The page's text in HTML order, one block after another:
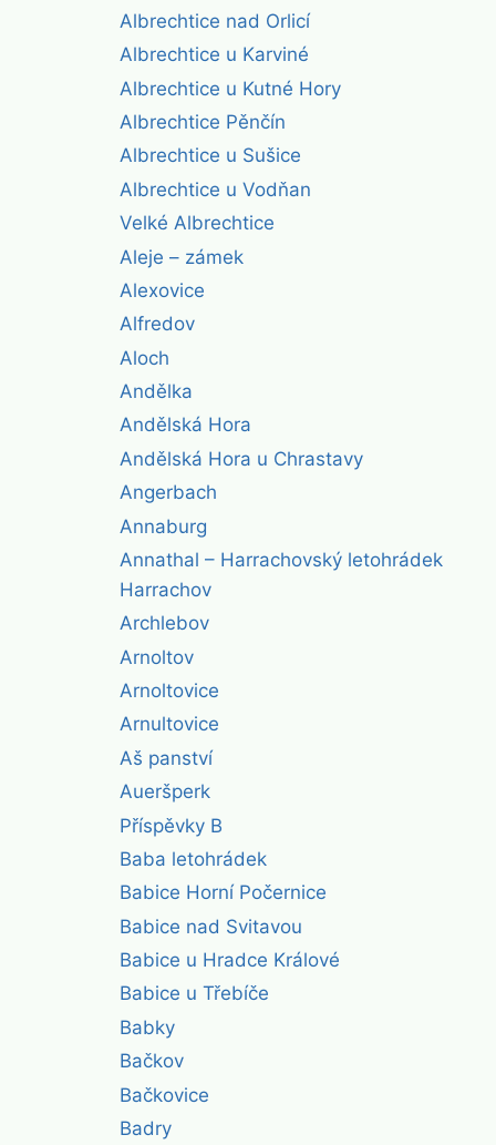
Albrechtice nad Orlicí
Albrechtice u Karviné
Albrechtice u Kutné Hory
Albrechtice Pěnčín
Albrechtice u Sušice
Albrechtice u Vodňan
Velké Albrechtice
Aleje – zámek
Alexovice
Alfredov
Aloch
Andělka
Andělská Hora
Andělská Hora u Chrastavy
Angerbach
Annaburg
Annathal – Harrachovský letohrádek
Harrachov
Archlebov
Arnoltov
Arnoltovice
Arnultovice
Aš panství
Aueršperk
Příspěvky B
Baba letohrádek
Babice Horní Počernice
Babice nad Svitavou
Babice u Hradce Králové
Babice u Třebíče
Babky
Bačkov
Bačkovice
Badry